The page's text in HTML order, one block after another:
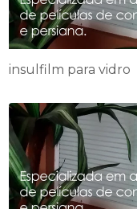
insulfilm para vidro